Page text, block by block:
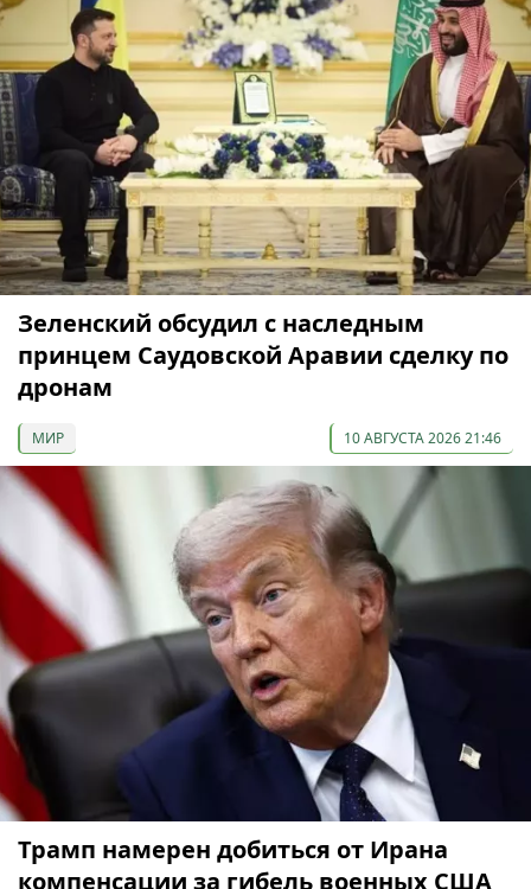
Зеленский обсудил с наследным
принцем Саудовской Аравии сделку по
дронам
МИР 10 АВГУСТА 2026 21:46
Трамп намерен добиться от Ирана
компенсации за гибель военных США